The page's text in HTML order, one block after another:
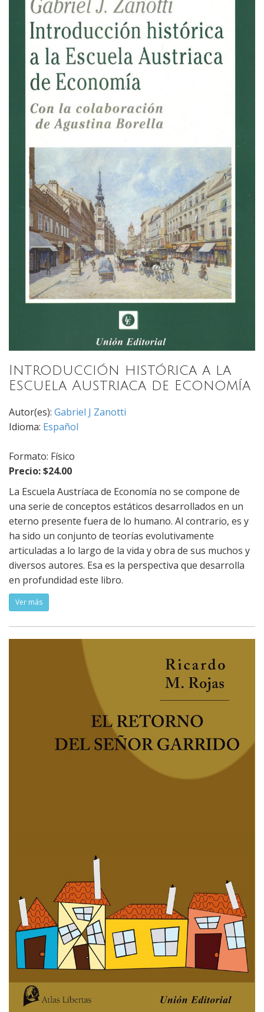
Introducción histórica a la
Escuela Austriaca de Economía
Autor(es): Gabriel J Zanotti
Idioma: Español
Formato: Físico
Precio: $24.00
La Escuela Austríaca de Economía no se compone de
una serie de conceptos estáticos desarrollados en un
eterno presente fuera de lo humano. Al contrario, es y
ha sido un conjunto de teorías evolutivamente
articuladas a lo largo de la vida y obra de sus muchos y
diversos autores. Esa es la perspectiva que desarrolla
en profundidad este libro.
Ver más